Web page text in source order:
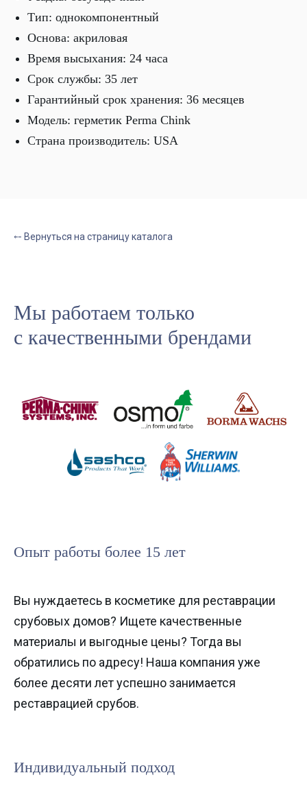
Тип: однокомпонентный
Основа: акриловая
Время высыхания: 24 часа
Срок службы: 35 лет
Гарантийный срок хранения: 36 месяцев
Модель: герметик Perma Chink
Страна производитель: USA
⤌ Вернуться на страницу каталога
Мы работаем только
с качественными брендами
Опыт работы более 15 лет
Вы нуждаетесь в косметике для реставрации
срубовых домов? Ищете качественные
материалы и выгодные цены? Тогда вы
обратились по адресу! Наша компания уже
более десяти лет успешно занимается
реставрацией срубов.
Индивидуальный подход